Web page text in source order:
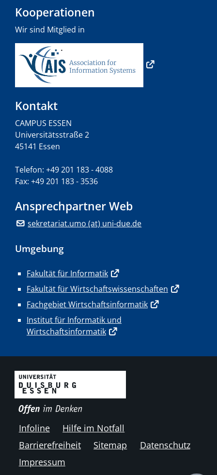
Kooperationen
Wir sind Mitglied in
Kontakt
CAMPUS ESSEN
Universitätsstraße 2
45141 Essen
Telefon: +49 201 183 - 4088
Fax: +49 201 183 - 3536
Ansprechpartner Web
sekretariat.umo (at) uni-due.de
Umgebung
Fakultät für Informatik
Fakultät für Wirtschaftswissenschaften
Fachgebiet Wirtschaftsinformatik
Institut für Informatik und
Wirtschaftsinformatik
Infoline
Hilfe im Notfall
Barrierefreiheit
Sitemap
Datenschutz
Impressum